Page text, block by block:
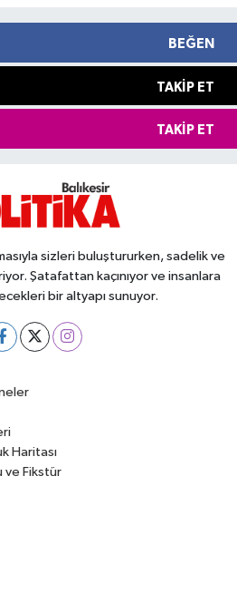
BEĞEN
TAKIP ET
TAKIP ET
sizleri buluştururken, sadelik ve
Şatafattan kaçınıyor ve insanlara
bir altyapı sunuyor.
Haritası
ve Fikstür